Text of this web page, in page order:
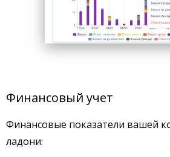
Финансовый учет
Финансовые показатели вашей
ладони: